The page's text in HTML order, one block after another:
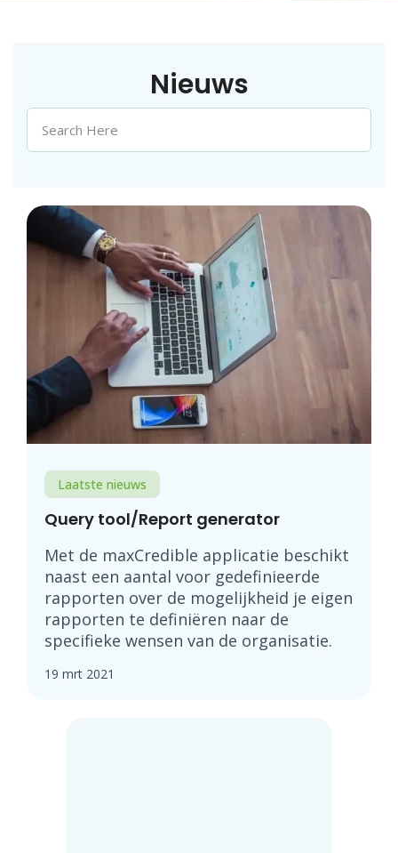
Nieuws
Laatste nieuws
Query tool/Report generator
Met de maxCredible applicatie beschikt
naast een aantal voor gedefinieerde
rapporten over de mogelijkheid je eigen
rapporten te definiëren naar de
specifieke wensen van de organisatie.
19 mrt 2021